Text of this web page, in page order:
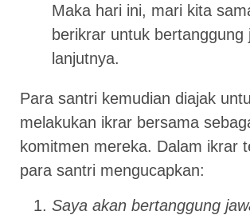
Maka hari ini, mari kita
berikrar untuk bertanggung
lanjutnya.
Para santri kemudian diajak
melakukan ikrar bersama
komitmen mereka. Dalam ikrar
para santri mengucapkan:
Saya akan bertanggung